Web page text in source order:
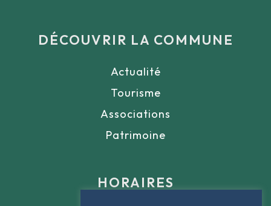
DÉCOUVRIR LA COMMUNE
Actualité
Tourisme
Associations
Patrimoine
HORAIRES